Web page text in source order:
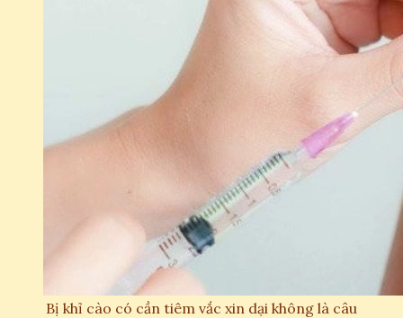
Bị khỉ cào có cần tiêm vắc xin dại không là câu